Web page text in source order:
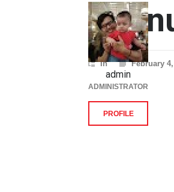
In February
admin
ADMINISTRATOR
PROFILE